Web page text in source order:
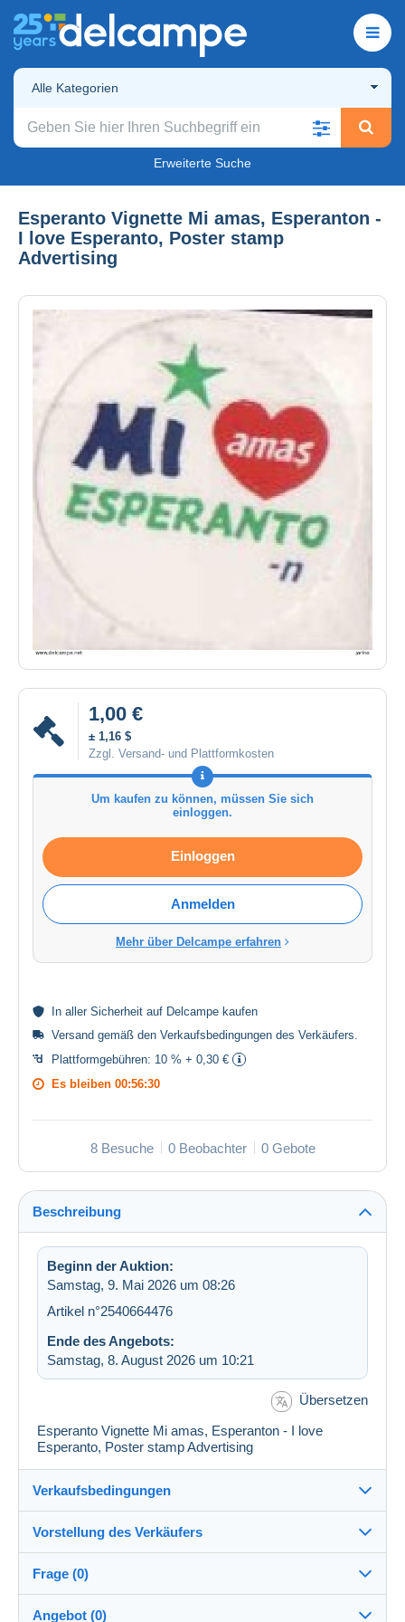
Alle Kategorien
Erweiterte Suche
Esperanto Vignette Mi amas, Esperanton -
I love Esperanto, Poster stamp
Advertising
1,00 €
± 1,16 $
Zzgl. Versand- und Plattformkosten
Um kaufen zu können, müssen Sie sich
einloggen.
Einloggen
Anmelden
Mehr über Delcampe erfahren
In aller Sicherheit auf Delcampe kaufen
Versand gemäß den Verkaufsbedingungen des Verkäufers
Plattformgebühren: 10 % + 0,30 €
Es bleiben 00:56:29
8 Besuche 0 Beobachter 0 Gebote
Beschreibung
Beginn der Auktion:
Samstag, 9. Mai 2026 um 08:26
Artikel n°2540664476
Ende des Angebots:
Samstag, 8. August 2026 um 10:21
Übersetzen
Esperanto Vignette Mi amas, Esperanton - I love
Esperanto, Poster stamp Advertising
Verkaufsbedingungen
Versand nach:
Die Liste der Länder einsehen
Direkte Übergabe:
Ja
Vorstellung des Verkäufers
jarino100%(17295x)
Frage (0)
Angebot (0)